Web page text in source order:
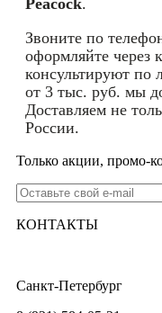
Звоните по
оформляйте через
консультируют по
от 3 тыс. руб. мы
Доставляем не
России.
Только акции, промо-
КОНТАКТЫ
Санкт-Петербург